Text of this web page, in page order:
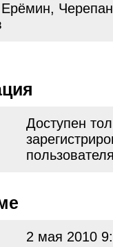
Доступен
2 мая 2010